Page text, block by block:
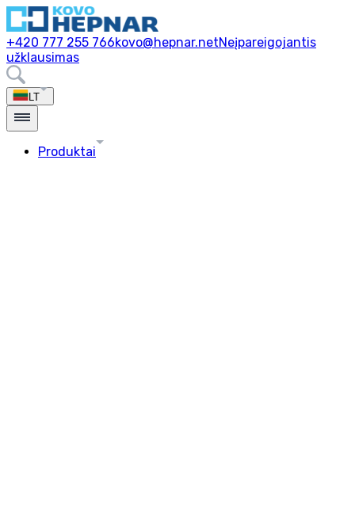
+420 777 255 766kovo@hepnar.netNeįpareigojantis
užklausimas
LT
Produktai